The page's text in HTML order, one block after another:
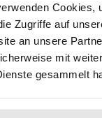
Cookies,
Zugriffe auf
an unsere
mit
gesammelt